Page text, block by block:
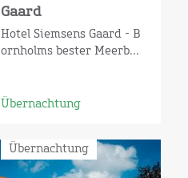
Gaard
Hotel Siemsens Gaard - B
ornholms bester Meerb...
Übernachtung
Übernachtung